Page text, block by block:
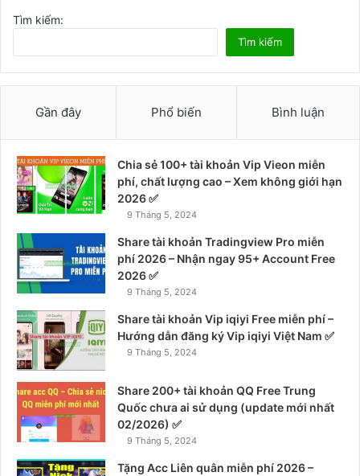
Tìm kiếm:
Tìm kiếm
Gần đây Phổ biến Bình luận
Chia sẻ 100+ tài khoản Vip Vieon miễn
phí, chất lượng cao – Xem không giới hạn
2026 ✅
9 Tháng 5, 2024
Share tài khoản Tradingview Pro miễn
phí 2026 – Nhận ngay 95+ Account Free
2026 ✅
9 Tháng 5, 2024
Share tài khoản Vip iqiyi Free miễn phí –
Hướng dẫn đăng ký Vip iqiyi Việt Nam ✅
9 Tháng 5, 2024
Share 200+ tài khoản QQ Free Trung
Quốc chưa ai sử dụng (update mới nhất
02/2026) ✅
9 Tháng 5, 2024
Tặng Acc Liên quân miễn phí 2026 –